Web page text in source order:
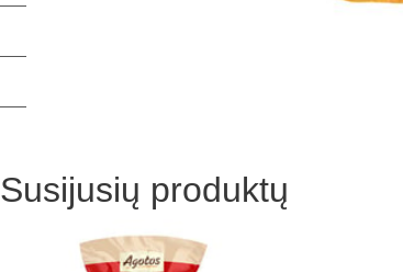
Susijusių produktų